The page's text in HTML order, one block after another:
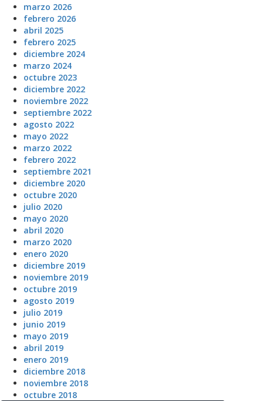
marzo 2026
febrero 2026
abril 2025
febrero 2025
diciembre 2024
marzo 2024
octubre 2023
diciembre 2022
noviembre 2022
septiembre 2022
agosto 2022
mayo 2022
marzo 2022
febrero 2022
septiembre 2021
diciembre 2020
octubre 2020
julio 2020
mayo 2020
abril 2020
marzo 2020
enero 2020
diciembre 2019
noviembre 2019
octubre 2019
agosto 2019
julio 2019
junio 2019
mayo 2019
abril 2019
enero 2019
diciembre 2018
noviembre 2018
octubre 2018